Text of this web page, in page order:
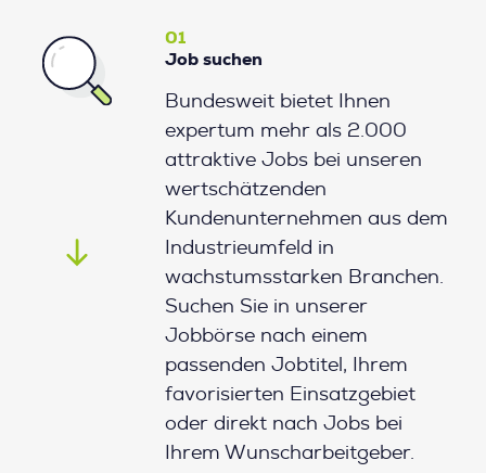
01
Job suchen
Bundesweit bietet Ihnen
expertum mehr als 2.000
attraktive Jobs bei unseren
wertschätzenden
Kundenunternehmen aus dem
Industrieumfeld in
wachstumsstarken Branchen.
Suchen Sie in unserer
Jobbörse nach einem
passenden Jobtitel, Ihrem
favorisierten Einsatzgebiet
oder direkt nach Jobs bei
Ihrem Wunscharbeitgeber.